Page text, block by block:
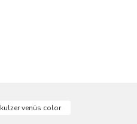
kulzer venüs color